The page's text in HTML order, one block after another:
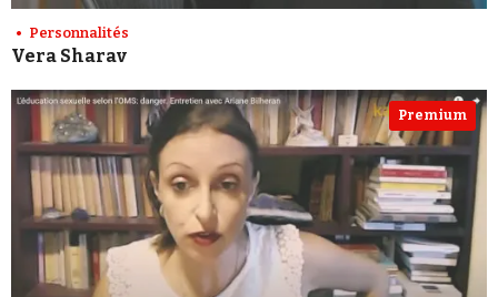
Personnalités
Vera Sharav
Premium